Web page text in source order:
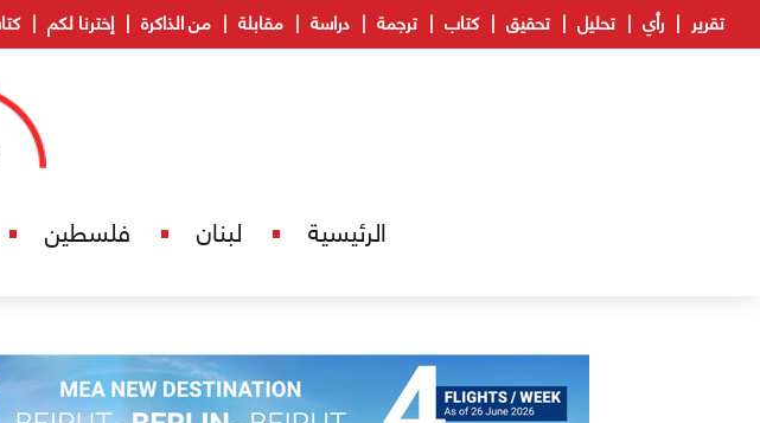
تقرير رأي تحليل تحقيق كتاب ترجمة دراسة مقابلة من الذاكرة إخترنا لكم
الرئيسية لبنان فلسطين